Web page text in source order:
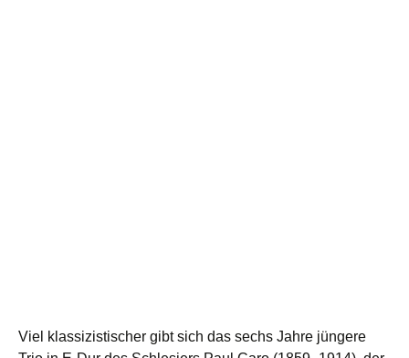
Viel klassizistischer gibt sich das sechs Jahre jüngere